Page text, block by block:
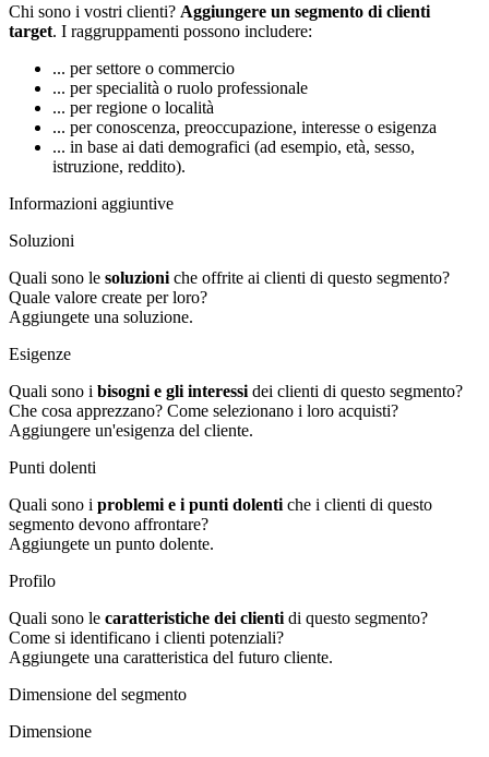
Chi sono i vostri clienti? Aggiungere un segmento di clienti
target. I raggruppamenti possono includere:
... per settore o commercio
... per specialità o ruolo professionale
... per regione o località
... per conoscenza, preoccupazione, interesse o esigenza
... in base ai dati demografici (ad esempio, età, sesso,
istruzione, reddito).
Informazioni aggiuntive
Soluzioni
Quali sono le soluzioni che offrite ai clienti di questo segmento?
Quale valore create per loro?
Aggiungete una soluzione.
Esigenze
Quali sono i bisogni e gli interessi dei clienti di questo segmento?
Che cosa apprezzano? Come selezionano i loro acquisti?
Aggiungere un'esigenza del cliente.
Punti dolenti
Quali sono i problemi e i punti dolenti che i clienti di questo
segmento devono affrontare?
Aggiungete un punto dolente.
Profilo
Quali sono le caratteristiche dei clienti di questo segmento?
Come si identificano i clienti potenziali?
Aggiungete una caratteristica del futuro cliente.
Dimensione del segmento
Dimensione